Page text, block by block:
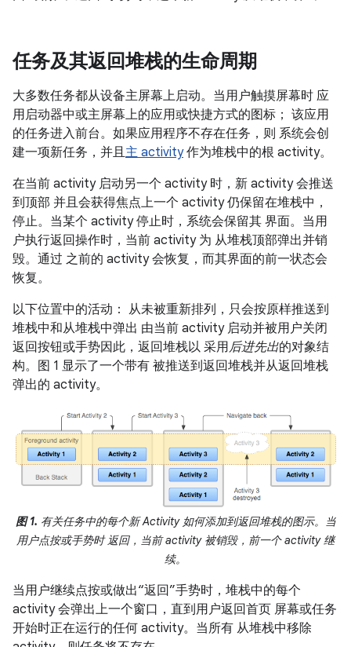
任务及其返回堆栈的生命周期
大多数任务都从设备主屏幕上启动。当用户触摸屏幕时 应
用启动器中或主屏幕上的应用或快捷方式的图标； 该应用
的任务进入前台。如果应用程序不存在任务，则 系统会创
建一项新任务，并且主 activity作为堆栈中的根 activity。
在当前 activity 启动另一个 activity 时，新 activity 会推送
到顶部 并且会获得焦点上一个 activity 仍保留在堆栈中，
停止。当某个 activity 停止时，系统会保留其 界面。当用
户执行返回操作时，当前 activity 为 从堆栈顶部弹出并销
毁。通过 之前的 activity 会恢复，而其界面的前一状态会
恢复。
以下位置中的活动： 从未被重新排列，只会按原样推送到
堆栈中和从堆栈中弹出 由当前 activity 启动并被用户关闭
返回按钮或手势因此，返回堆栈以 采用后进先出的对象结
构。图 1 显示了一个带有 被推送到返回堆栈并从返回堆栈
弹出的 activity。
图 1. 有关任务中的每个新 Activity 如何添加到返回堆栈的图示。当
用户点按或手势时 返回，当前 activity 被销毁，前一个 activity 继
续。
当用户继续点按或做出“返回”手势时，堆栈中的每个
activity 会弹出上一个窗口，直到用户返回首页 屏幕或任务
开始时正在运行的任何 activity。当所有 从堆栈中移除